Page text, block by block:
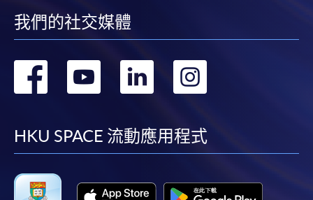
我們的社交媒體
轉
facebook
轉
youtube
轉
linkedin
轉
HKU SPACE 流動應用程式